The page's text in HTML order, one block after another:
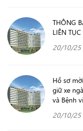
THÔNG
LIÊN
20/10/25
Hồ sơ
giữ xe
và Bệnh
20/10/25